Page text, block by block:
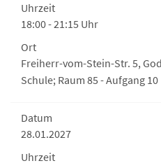
Uhrzeit
18:00 - 21:15 Uhr
Ort
Freiherr-vom-Stein-Str. 5,
Schule; Raum 85 - Aufgang 10
Datum
28.01.2027
Uhrzeit